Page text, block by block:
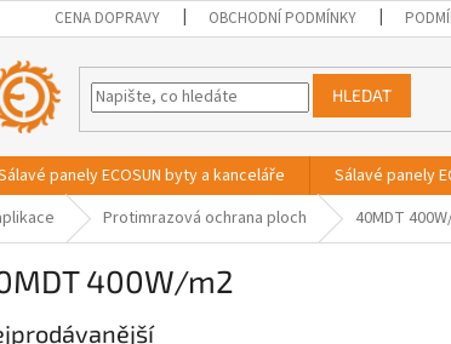
CENA DOPRAVY OBCHODNÍ PODMÍNKY
HLEDAT
panely ECOSUN byty a kanceláře Sálavé panely
Protimrazová ochrana ploch 40MDT
400W/m2